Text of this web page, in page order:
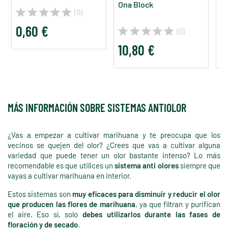
(0)
0,60 €
Ona Block
(0)
10,80 €
MÁS INFORMACIÓN SOBRE SISTEMAS ANTIOLOR
¿Vas a empezar a cultivar marihuana y te preocupa que los
vecinos se quejen del olor? ¿Crees que vas a cultivar alguna
variedad que puede tener un olor bastante intenso? Lo más
recomendable es que utilices unsistema anti oloressiempre que
vayas a cultivar marihuana en interior.
Estos sistemas son muy eficaces para disminuir y reducir el olor
que producen las flores de marihuana, ya que filtran y purifican
el aire. Eso sí, solo debes utilizarlos durante las fases de
floración y de secado.